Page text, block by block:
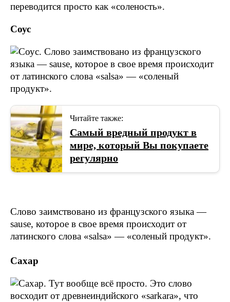
переводится просто как «соленость».
Соус
Читайте также:
Самый вредный продукт в
мире, который Вы покупаете
регулярно
Слово заимствовано из французского языка —
sause, которое в свое время происходит от
латинского слова «salsa» — «соленый продукт».
Сахар